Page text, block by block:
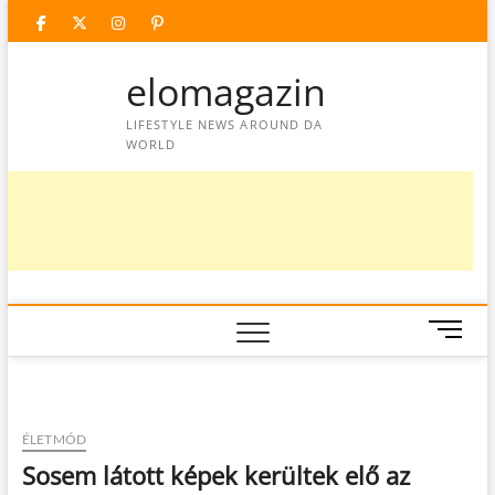
facebooktwitter
instagram
googleplus
pinterest
elomagazin
LIFESTYLE NEWS AROUND DA
WORLD
M
e
ÉLETMÓD
Sosem látott képek kerültek elő az